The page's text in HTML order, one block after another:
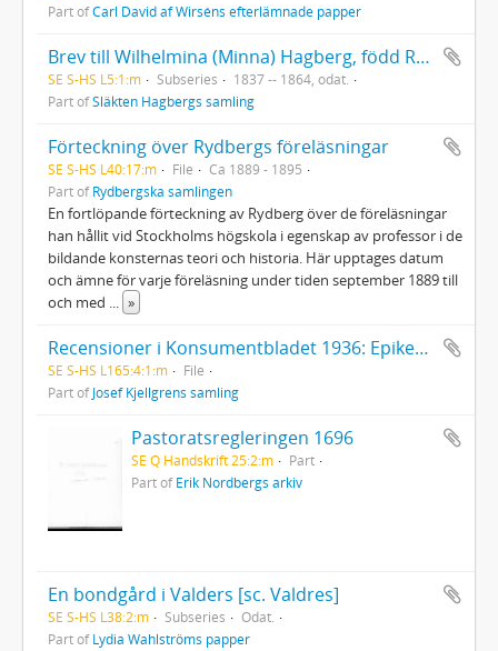
Part ofCarl David af Wirséns efterlämnade papper
Brev till Wilhelmina (Minna) Hagberg, född Romanson (1810-1882).
SE S-HS L5:1:m Subseries
1837 -- 1864, odat.
Part ofSläkten Hagbergs samling
Förteckning över Rydbergs föreläsningar
SE S-HS L40:17:m File
Ca 1889 - 1895
Part ofRydbergska samlingen
En fortlöpande förteckning av Rydberg över de föreläsningar
han hållit vid Stockholms högskola i egenskap av professor i de
bildande konsternas teori och historia. Här upptages datum
och ämne för varje föreläsning under tiden september 1889 till
och med
»
Recensioner i Konsumentbladet 1936: Epiker och lyriker
SE S-HS L165:4:1:m
File
Part ofJosef Kjellgrens samling
Pastoratsregleringen 1696
SE Q Handskrift 25:2:m
Part
Part ofErik Nordbergs arkiv
En bondgård i Valders [sc. Valdres]
SE S-HS L38:2:m Subseries
Odat.
Part ofLydia Wahlströms papper